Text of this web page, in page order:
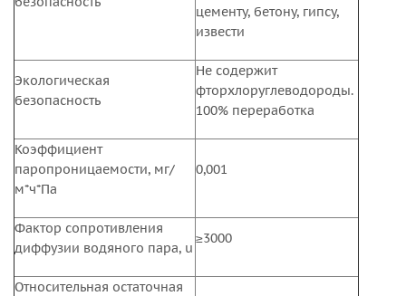
цементу, бетону, гипсу,
извести
Экологическая
безопасность
Не содержит
фторхлоруглеводороды.
100% переработка
Коэффициент
паропроницаемости, мг/
м*ч*Па
0,001
Фактор сопротивления
диффузии водяного пара, u
≥3000
Относительная остаточная